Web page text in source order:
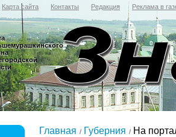
Карта сайта Контакты Редакция Реклама в
Главная Губерния
На